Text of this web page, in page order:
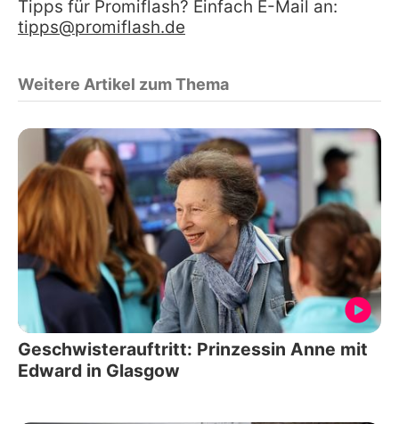
Tipps für Promiflash? Einfach E-Mail an:
tipps@promiflash.de
Weitere Artikel zum Thema
Geschwisterauftritt: Prinzessin Anne mit
Edward in Glasgow